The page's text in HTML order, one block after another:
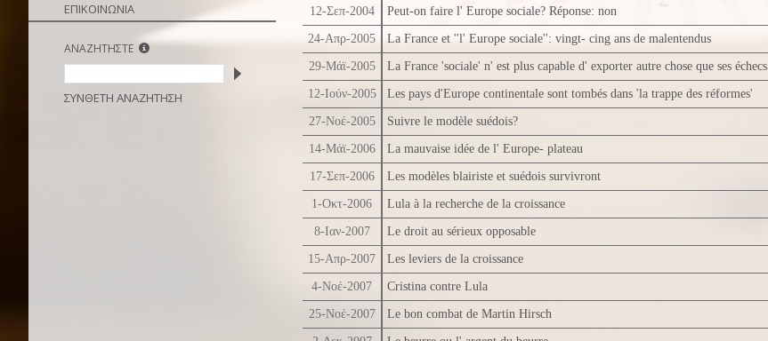
ΕΠΙΚΟΙΝΩΝΙΑ
ΑΝΑΖΗΤΗΣΤΕ
ΣΥΝΘΕΤΗ ΑΝΑΖΗΤΗΣΗ
12-Σεπ-2004 Peut-on faire l' Europe sociale? Réponse: non
24-Απρ-2005 La France et ''l' Europe sociale'': vingt- cing ans de malentendus
29-Μάϊ-2005 La France 'sociale' n' est plus capable d' exporter autre chose que ses échecs
12-Ιούν-2005 Les pays d'Europe continentale sont tombés dans 'la trappe des réformes'
27-Νοέ-2005 Suivre le modèle suédois?
14-Μάϊ-2006 La mauvaise idée de l' Europe- plateau
17-Σεπ-2006 Les modèles blairiste et suédois survivront
1-Οκτ-2006 Lula à la recherche de la croissance
8-Ιαν-2007 Le droit au sérieux opposable
15-Απρ-2007 Les leviers de la croissance
4-Νοέ-2007 Cristina contre Lula
25-Νοέ-2007 Le bon combat de Martin Hirsch